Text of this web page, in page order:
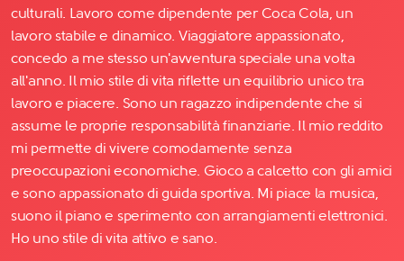
culturali. Lavoro come dipendente per Coca Cola, un
lavoro stabile e dinamico. Viaggiatore appassionato,
concedo a me stesso un'avventura speciale una volta
all'anno. Il mio stile di vita riflette un equilibrio unico tra
lavoro e piacere. Sono un ragazzo indipendente che si
assume le proprie responsabilità finanziarie. Il mio reddito
mi permette di vivere comodamente senza
preoccupazioni economiche. Gioco a calcetto con gli amici
e sono appassionato di guida sportiva. Mi piace la musica,
suono il piano e sperimento con arrangiamenti elettronici.
Ho uno stile di vita attivo e sano.